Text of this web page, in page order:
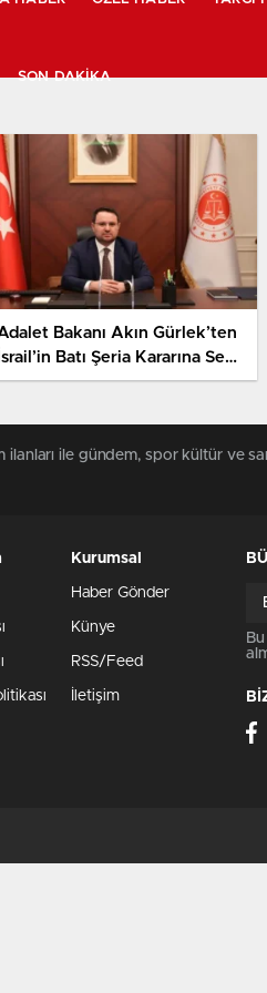
SON DAKIKA
Bakanı Akın Gürlek’ten
İsrail’in Batı Şeria Kararına Sert
ile gündem, spor kültür ve
Kurumsal
Haber Gönder
Künye
RSS/Feed
İletişim